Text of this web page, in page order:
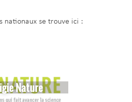
nationaux se trouve ici :
Nature